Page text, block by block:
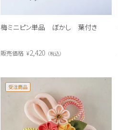
梅ミニピン単品 ぼかし 葉付き
販売価格 ¥2,420 税込
受注商品